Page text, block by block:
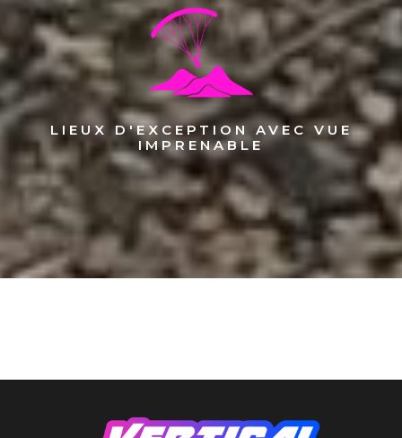
LIEUX D'EXCEPTION AVEC VUE
IMPRENABLE